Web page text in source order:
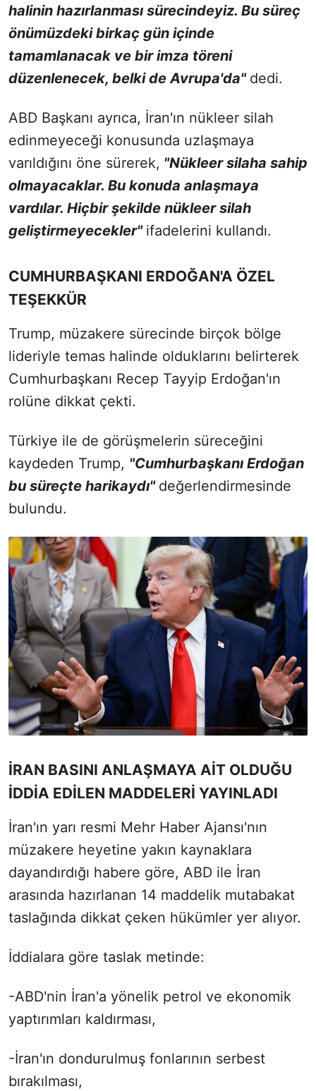
halinin hazırlanması sürecindeyiz. Bu süreç
önümüzdeki birkaç gün içinde
tamamlanacak ve bir imza töreni
düzenlenecek, belki de Avrupa'da" dedi.
ABD Başkanı ayrıca, İran'ın nükleer silah
edinmeyeceği konusunda uzlaşmaya
varıldığını öne sürerek, "Nükleer silaha sahip
olmayacaklar. Bu konuda anlaşmaya
vardılar. Hiçbir şekilde nükleer silah
geliştirmeyecekler" ifadelerini kullandı.
CUMHURBAŞKANI ERDOĞAN'A ÖZEL
TEŞEKKÜR
Trump, müzakere sürecinde birçok bölge
lideriyle temas halinde olduklarını belirterek
Cumhurbaşkanı Recep Tayyip Erdoğan'ın
rolüne dikkat çekti.
Türkiye ile de görüşmelerin süreceğini
kaydeden Trump, "Cumhurbaşkanı Erdoğan
bu süreçte harikaydı" değerlendirmesinde
bulundu.
İRAN BASINI ANLAŞMAYA AİT OLDUĞU
İDDİA EDİLEN MADDELERİ YAYINLADI
İran'ın yarı resmi Mehr Haber Ajansı'nın
müzakere heyetine yakın kaynaklara
dayandırdığı habere göre, ABD ile İran
arasında hazırlanan 14 maddelik mutabakat
taslağında dikkat çeken hükümler yer alıyor.
İddialara göre taslak metinde:
-ABD'nin İran'a yönelik petrol ve ekonomik
yaptırımları kaldırması,
-İran'ın dondurulmuş fonlarının serbest
bırakılması,